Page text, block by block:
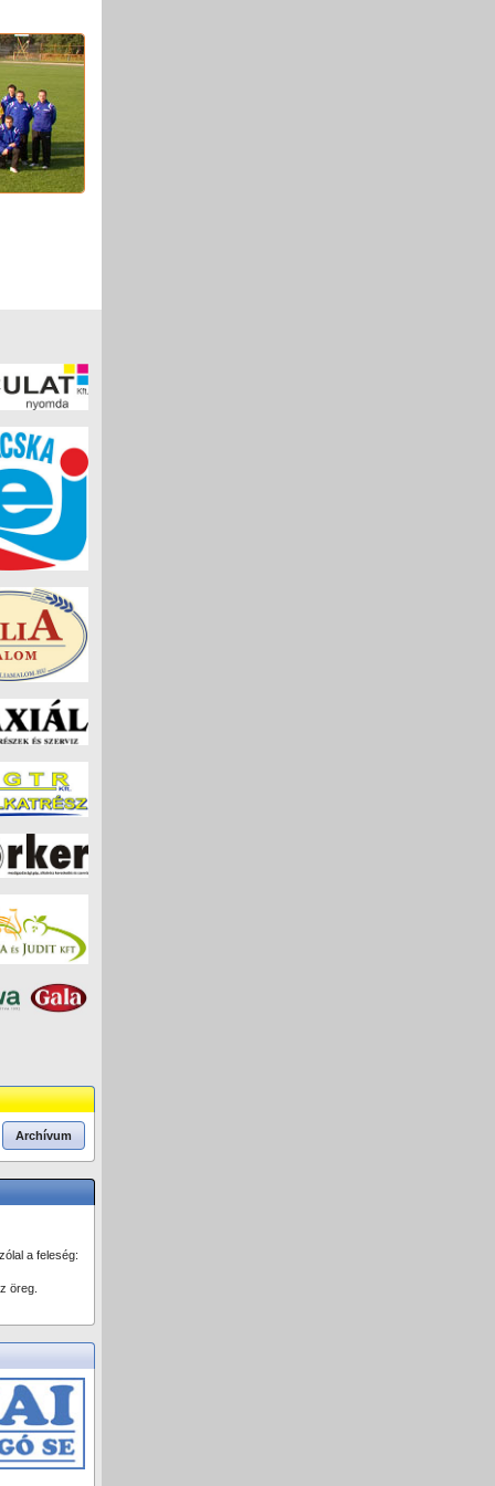
Archívum
a feleség:
öreg.